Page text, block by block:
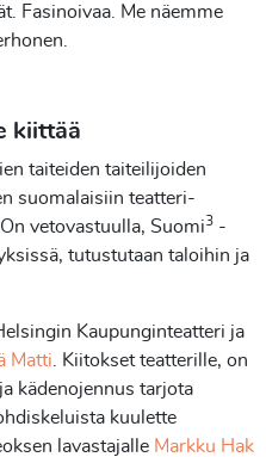
Fasinoivaa. Me näemme
kiittää
taiteiden taiteilijoiden
suomalaisiin teatteri-
vetovastuulla, Suomi3 -
tutustutaan taloihin ja
Kaupunginteatteri ja
Matti . Kiitokset teatterille, on
kädenojennus tarjota
kuulette
lavastajalle Markku Hak